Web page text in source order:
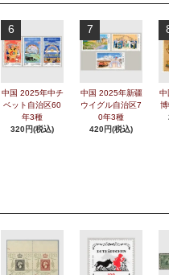
6
中国 2025年中チ
ベット自治区60
年3種
320円(税込)
7
中国 2025年新疆
ウイグル自治区7
0年3種
420円(税込)
中